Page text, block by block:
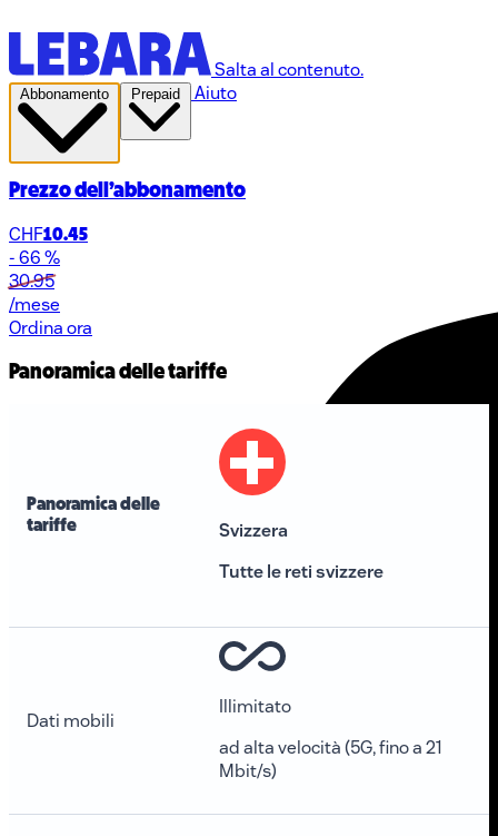
Salta al contenuto.
Aiuto
Data S
Prezzo dell’abbonamento
CHF10.45
- 66 %
30.95
/mese
Ordina ora
Panoramica delle tariffe
Panoramica delle
tariffe
Svizzera
Tutte le reti svizzere
Dati mobili
Illimitato
ad alta velocità (5G, fino a 21
Mbit/s)